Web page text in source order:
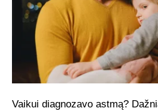
Vaikui diagnozavo astmą?